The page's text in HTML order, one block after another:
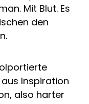
Mit Blut. Es
den
aus Inspiration
also harter